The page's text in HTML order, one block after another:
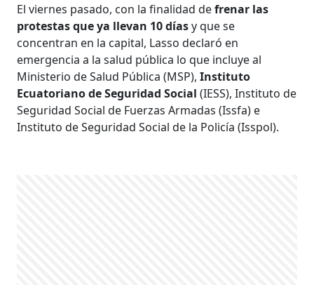
El viernes pasado, con la finalidad defrenar las
protestas que ya llevan 10 díasy que se
concentran en la capital, Lasso declaró en
emergencia a la salud pública lo que incluye al
Ministerio de Salud Pública (MSP),Instituto
Ecuatoriano de Seguridad Social (IESS), Instituto de
Seguridad Social de Fuerzas Armadas (Issfa) e
Instituto de Seguridad Social de la Policía (Isspol).